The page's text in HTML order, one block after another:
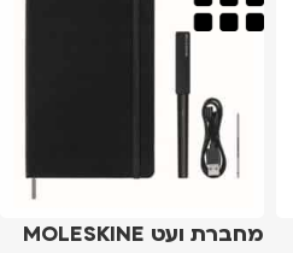
מחברת ועט MOLESKINE